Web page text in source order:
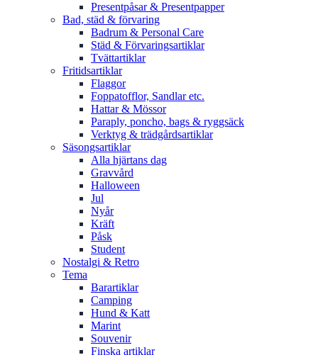
Presentpåsar & Presentpapper
Bad, städ & förvaring
Badrum & Personal Care
Städ & Förvaringsartiklar
Tvättartiklar
Fritidsartiklar
Flaggor
Foppatofflor, Sandlar etc.
Hattar & Mössor
Paraply, poncho, bags & ryggsäck
Verktyg & trädgårdsartiklar
Säsongsartiklar
Alla hjärtans dag
Gravvård
Halloween
Jul
Nyår
Kräft
Påsk
Student
Nostalgi & Retro
Tema
Barartiklar
Camping
Hund & Katt
Marint
Souvenir
Finska artiklar